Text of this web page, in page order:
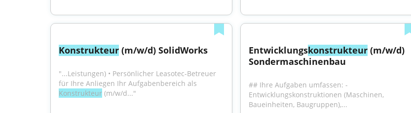
Konstrukteur (m/w/d) SolidWorks
"...Leistungen) • Persönlicher Leasotec-Betreuer
Konstrukteur (m/w/d..."
Entwicklungskonstrukteur (m/w/d)
Sondermaschinenbau
## Ihre Aufgaben umfassen: -
Entwicklungskonstruktionen (Maschinen,
Baueinheiten, Baugruppen),...